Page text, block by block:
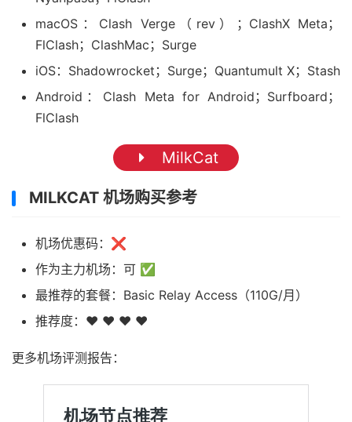
macOS：Clash Verge（rev）；ClashX Meta；
FlClash；ClashMac；Surge
iOS：Shadowrocket；Surge；Quantumult X；Stash
Android：Clash Meta for Android；Surfboard；
FlClash
MilkCat
MILKCAT 机场购买参考
机场优惠码：❌
作为主力机场：可 ✅
最推荐的套餐：Basic Relay Access（110G/月）
推荐度：❤ ❤ ❤ ❤
更多机场评测报告：